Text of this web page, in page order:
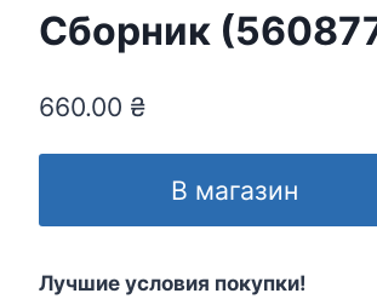
Сборник
660.00 ₴
В магазин
Лучшие условия покупки!